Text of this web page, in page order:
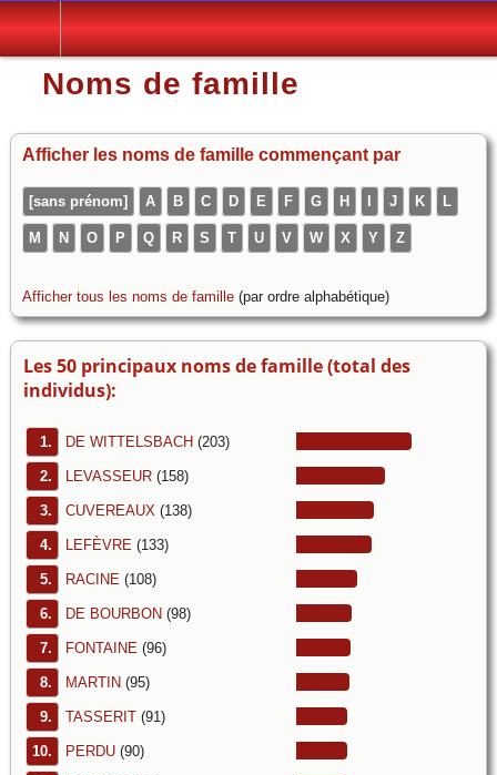
Noms de famille
Afficher les noms de famille commençant par
[sans prénom] A B C D E F G H J K L
M N O P Q R S T U V W X Y Z
Afficher tous les noms de famille (par ordre alphabétique)
Les 50 principaux noms de famille (total des
individus):
1. DE WITTELSBACH (203)
2. LEVASSEUR (158)
3. CUVEREAUX (138)
4. LEFÈVRE (133)
5. RACINE (108)
6. DE BOURBON (98)
7. FONTAINE (96)
8. MARTIN (95)
9. TASSERIT (91)
10. PERDU (90)